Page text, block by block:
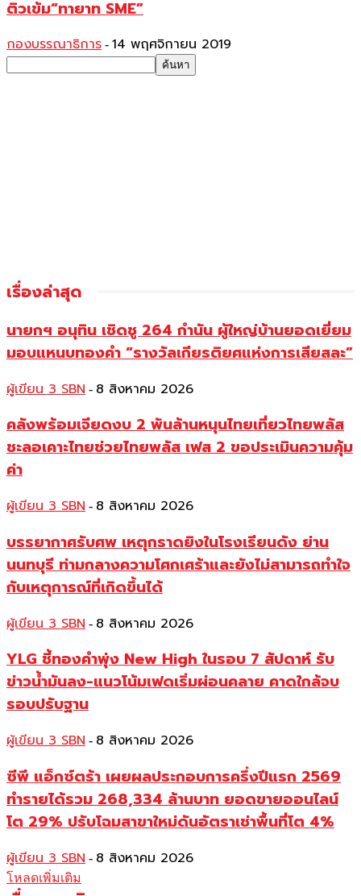
ติวเข้ม“ทายาท SME”
กองบรรณาธิการ - 14 พฤศจิกายน 2019
เรื่องล่าสุด
นายกฯ อนุทิน เชิดชู 264 กำนัน ผู้ใหญ่บ้านยอดเยี่ยม
มอบแหนบทองคำ “รางวัลเกียรติยศแห่งการเสียสละ”
ผู้เขียน 3 SBN - 8 สิงหาคม 2026
คลังพร้อมเจียดงบ 2 พันล้านหนุนไทยเที่ยวไทยพลัส
ชะลอเคาะไทยช่วยไทยพลัส เฟส 2 ขอประเมินความคุ้ม
ค่า
ผู้เขียน 3 SBN - 8 สิงหาคม 2026
บรรยากาศรับศพ เหตุกราดยิงในโรงเรียนดัง ย่าน
นนทบุรี ท่ามกลางความโศกเศร้าและยังไม่สามารถทำใจ
กับเหตุการณ์ที่เกิดขึ้นได้
ผู้เขียน 3 SBN - 8 สิงหาคม 2026
YLG ชี้ทองคำพุ่ง New High ในรอบ 7 สัปดาห์ รับ
ข่าวน้ำมันลง-แนวโน้มเฟดเริ่มผ่อนคลาย คาดใกล้จบ
รอบปรับฐาน
ผู้เขียน 3 SBN - 8 สิงหาคม 2026
ซีพี แอ็กซ์ตร้า เผยผลประกอบการครึ่งปีแรก 2569
ทำรายได้รวม 268,334 ล้านบาท ยอดขายออนไลน์
โต 29% ปรับโฉมสาขาใหม่ดันอัตราเช่าพื้นที่โต 4%
ผู้เขียน 3 SBN - 8 สิงหาคม 2026
โหลดเพิ่มเติม